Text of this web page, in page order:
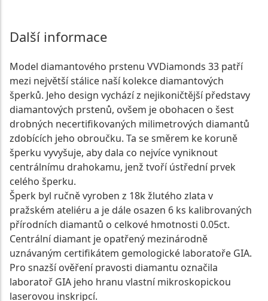
Další informace
Model diamantového prstenu VVDiamonds 33 patří
mezi největší stálice naší kolekce diamantových
šperků. Jeho design vychází z nejikoničtější představy
diamantových prstenů, ovšem je obohacen o šest
drobných necertifikovaných milimetrových diamantů
zdobících jeho obroučku. Ta se směrem ke koruně
šperku vyvyšuje, aby dala co nejvíce vyniknout
centrálnímu drahokamu, jenž tvoří ústřední prvek
celého šperku.
Šperk byl ručně vyroben z 18k žlutého zlata v
pražském ateliéru a je dále osazen 6 ks kalibrovaných
přírodních diamantů o celkové hmotnosti 0.05ct.
Centrální diamant je opatřený mezinárodně
uznávaným certifikátem gemologické laboratoře GIA.
Pro snazší ověření pravosti diamantu označila
laboratoř GIA jeho hranu vlastní mikroskopickou
laserovou inskripcí.